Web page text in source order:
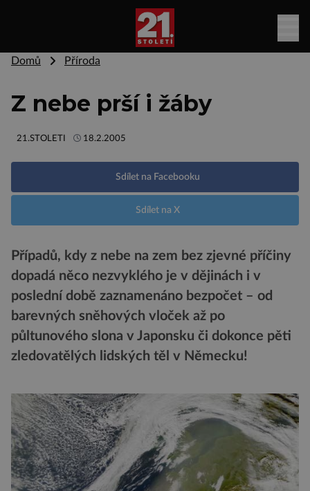
Domů Příroda
Z nebe prší i žáby
21.STOLETI 18.2.2005
Sdílet na Facebooku
Sdílet na X
Případů, kdy z nebe na zem bez zjevné příčiny
dopadá něco nezvyklého je v dějinách i v
poslední době zaznamenáno bezpočet – od
barevných sněhových vloček až po
půltunového slona v Japonsku či dokonce pěti
zledovatělých lidských těl v Německu!